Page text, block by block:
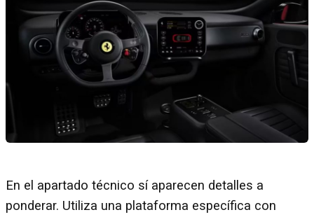
En el apartado técnico sí aparecen detalles a
ponderar. Utiliza una plataforma específica con